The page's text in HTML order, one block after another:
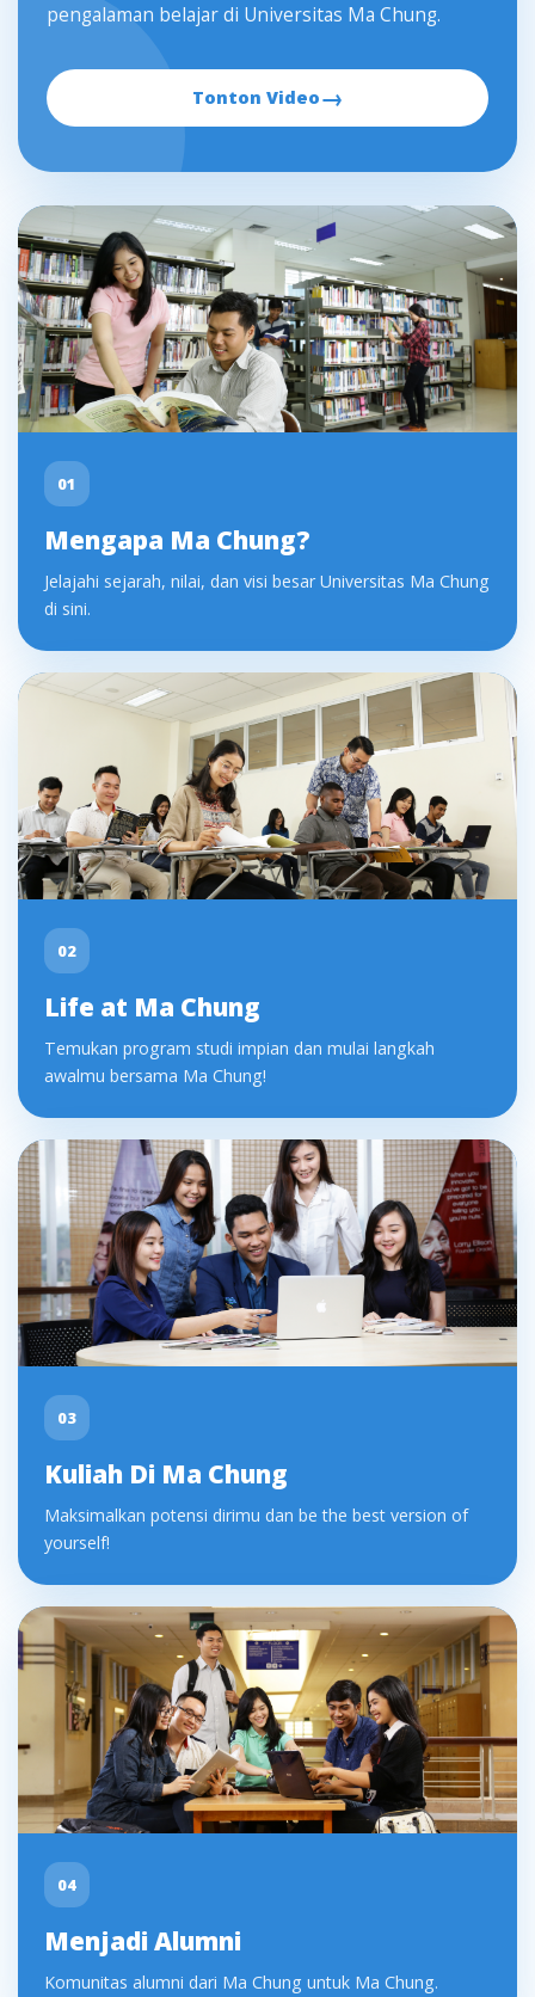
pengalaman belajar di Universitas Ma Chung.
Tonton Video→
01
Mengapa Ma Chung?
Jelajahi sejarah, nilai, dan visi besar Universitas Ma Chung
di sini.
02
Life at Ma Chung
Temukan program studi impian dan mulai langkah
awalmu bersama Ma Chung!
03
Kuliah Di Ma Chung
Maksimalkan potensi dirimu dan be the best version of
yourself!
04
Menjadi Alumni
Komunitas alumni dari Ma Chung untuk Ma Chung.